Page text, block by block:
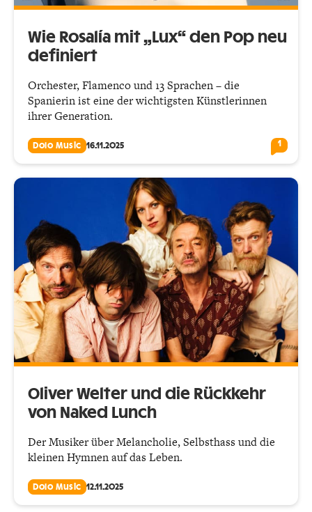
Wie Rosalía mit „Lux“ den Pop neu
definiert
Orchester, Flamenco und 13 Sprachen – die
Spanierin ist eine der wichtigsten Künstlerinnen
ihrer Generation.
Dolo Music 16.11.2025 1
Oliver Welter und die Rückkehr
von Naked Lunch
Der Musiker über Melancholie, Selbsthass und die
kleinen Hymnen auf das Leben.
Dolo Music 12.11.2025